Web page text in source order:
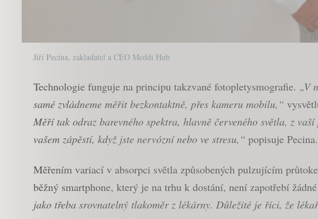
Jiří Pecina, zakladatel a CEO Meddi Hub
Technologie funguje na principu takzvané fotopletysmografie. „V
samé zvládneme měřit bezkontaktně, přes kameru mobilu,“
Měří tak odraz barevného spektra, hlavně červeného světla, z
vašem zápěstí, když jste nervózní nebo ve stresu,“ popisuje Pecina.
Měřením variací v absorpci světla způsobených pulzujícím
běžný smartphone, který je na trhu k dostání, není zapotřebí
jako třeba srovnatelný tlakoměr z lékárny. Důležité je říci, že